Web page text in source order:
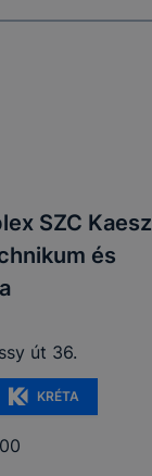
SZC Kaesz
és
út 36.
KRÉTA